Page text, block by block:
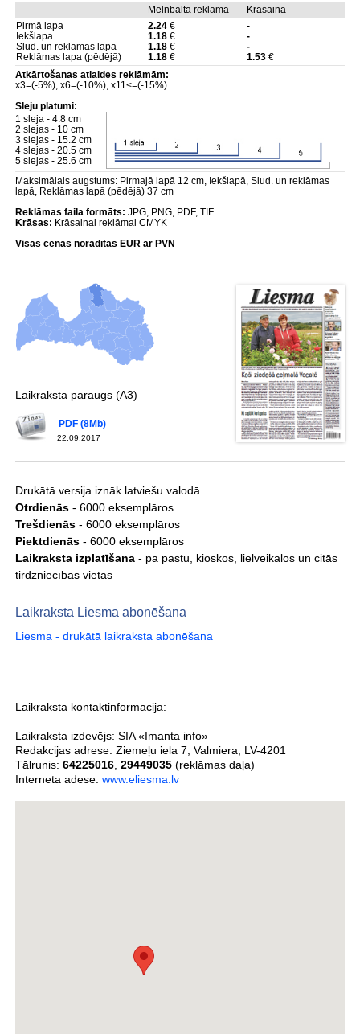
Melnbalta reklāma
Krāsaina
Pirmā lapa
2.24€
-
Iekšlapa
1.18€
-
Slud. un reklāmas lapa
1.18€
-
Reklāmas lapa (pēdējā)
1.18€ 1.53€
Atkārtošanas atlaides reklāmām:
x3=(-5%), x6=(-10%), x11<=(-15%)
Sleju platumi:
1 sleja - 4.8 cm
2 slejas - 10 cm
3 slejas - 15.2 cm
4 slejas - 20.5 cm
5 slejas - 25.6 cm
Maksimālais augstums: Pirmajā lapā 12 cm, Iekšlapā, Slud. un reklāmas
lapā, Reklāmas lapā (pēdējā) 37 cm
Reklāmas faila formāts: JPG, PNG, PDF, TIF
Krāsas: Krāsainai reklāmai CMYK
Visas cenas norādītas EUR ar PVN
Laikraksta paraugs (A3)
22.09.2017
PDF (8Mb)
Drukātā versija iznāk latviešu valodā
Otrdienās- 6000 eksemplāros
Trešdienās- 6000 eksemplāros
Piektdienās- 6000 eksemplāros
Laikraksta izplatīšana- pa pastu, kioskos, lielveikalos un citās
tirdzniecības vietās
Laikraksta Liesma abonēšana
Liesma - drukātā laikraksta abonēšana
Laikraksta kontaktinformācija:
Laikraksta izdevējs: SIA «Imanta info»
Redakcijas adrese: Ziemeļu iela 7 Valmiera
LV-4201
Tālrunis: 64225016, 29449035(reklāmas daļa)
Interneta adese: www.eliesma.lv